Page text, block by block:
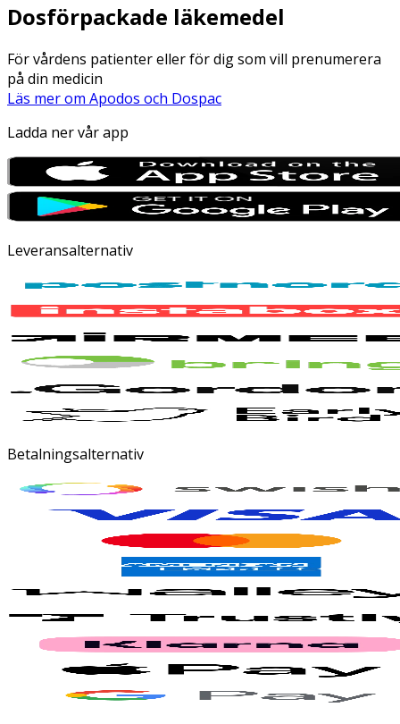
Dosförpackade läkemedel
För vårdens patienter eller för dig som vill prenumerera
på din medicin
Läs mer om Apodos och Dospac
Ladda ner vår app
Leveransalternativ
Betalningsalternativ